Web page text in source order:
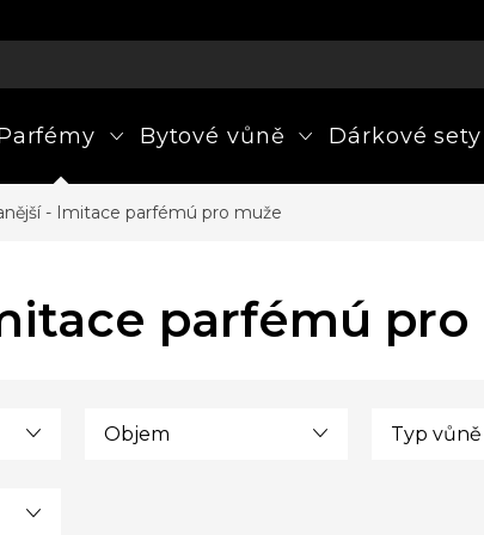
Bytové vůně Dárkové sety
- Imitace parfémú pro muže
parfémú pro
Objem Typ vůně